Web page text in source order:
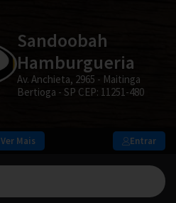
Sandoobah
Hamburgueria
Av. Anchieta, 2965 - Maitinga
Bertioga - SP CEP: 11251-480
Entrar
Ver Mais